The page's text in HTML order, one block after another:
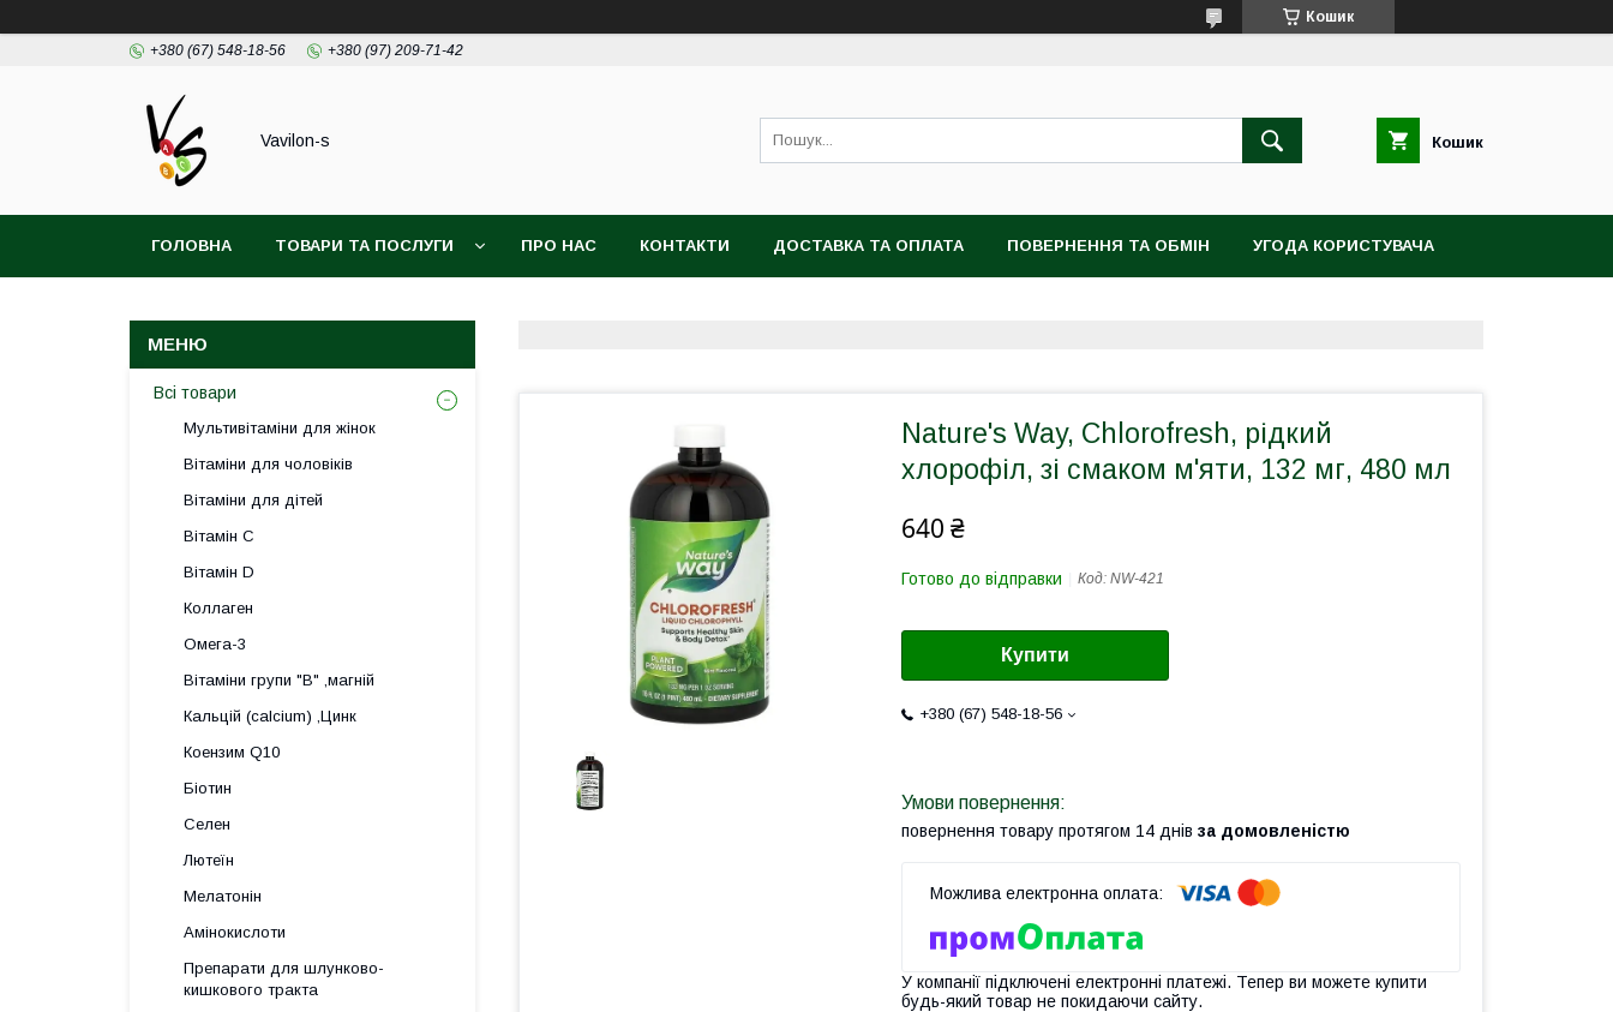
Кошик
+380 (67) 548-18-56 +380 (97) 209-71-42
Vavilon-s Кошик
ГОЛОВНА ТОВАРИ ТА ПОСЛУГИ ПРО НАС КОНТАКТИ ДОСТАВКА ТА ОПЛАТА ПОВЕРНЕННЯ ТА ОБМІН УГОДА КОРИСТУВАЧА
Nature's Way, Chlorofresh, рідкий
хлорофіл, зі смаком м'яти, 132 мг, 480 мл
640 ₴
Готово до відправки Код: NW-421
Купити
+380 (67) 548-18-56
повернення товару протягом 14 днів за домовленістю
У компанії підключені електронні платежі. Тепер ви можете купити
будь-який товар не покидаючи сайту.
Всі товари
Мультивітаміни для жінок
Вітаміни для чоловіків
Вітаміни для дітей
Вітамін С
Вітамін D
Коллаген
Омега-3
Вітаміни групи "В" ,магній
Кальцій (calcium) ,Цинк
Коензим Q10
Біотин
Селен
Лютеїн
Мелатонін
Амінокислоти
Препарати для шлунково-
кишкового тракта